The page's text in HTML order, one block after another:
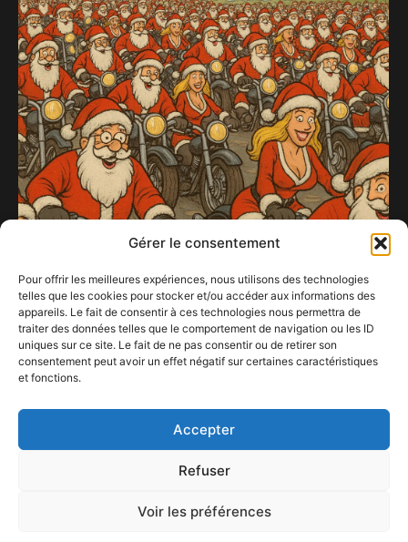
Gérer le consentement
Pour offrir les meilleures expériences, nous utilisons des technologies
telles que les cookies pour stocker et/ou accéder aux informations des
appareils. Le fait de consentir à ces technologies nous permettra de
traiter des données telles que le comportement de navigation ou les ID
uniques sur ce site. Le fait de ne pas consentir ou de retirer son
consentement peut avoir un effet négatif sur certaines caractéristiques
et fonctions.
Accepter
Refuser
Voir les préférences
Jette se prépare à accueillir plus de 100 Pères
4 décembre 2025